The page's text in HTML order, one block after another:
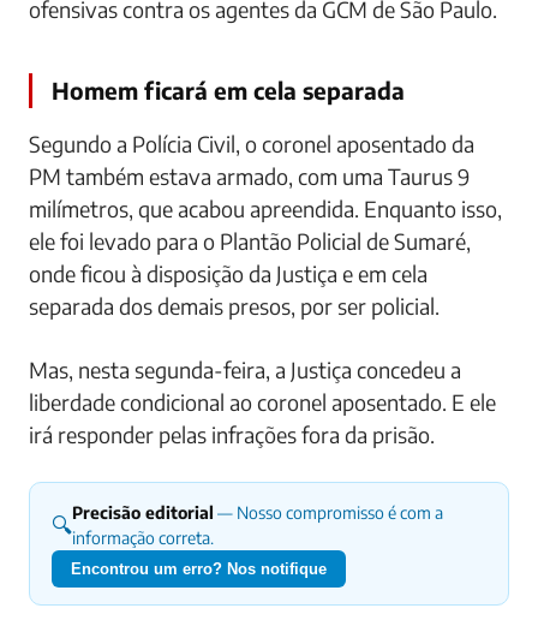
ofensivas contra os agentes da GCM de São Paulo.
Homem ficará em cela separada
Segundo a Polícia Civil, o coronel aposentado da
PM também estava armado, com uma Taurus 9
milímetros, que acabou apreendida. Enquanto isso,
ele foi levado para o Plantão Policial de Sumaré,
onde ficou à disposição da Justiça e em cela
separada dos demais presos, por ser policial.
Mas, nesta segunda-feira, a Justiça concedeu a
liberdade condicional ao coronel aposentado. E ele
irá responder pelas infrações fora da prisão.
🔍Precisão editorial — Nosso compromisso é com a
informação correta.
Encontrou um erro? Nos notifique